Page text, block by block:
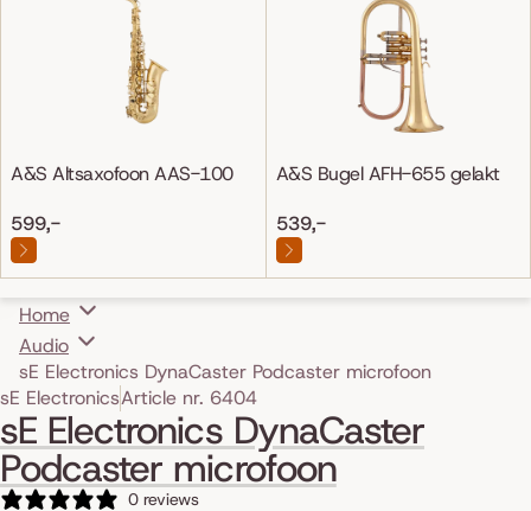
A&S Altsaxofoon AAS-100
599,-
A&S Bugel AFH-655 gelakt
539,-
Home
Audio
sE Electronics DynaCaster Podcaster microfoon
Skip to product information
sE ElectronicsArticle nr. 6404
sE Electronics DynaCaster
Podcaster microfoon
0 reviews